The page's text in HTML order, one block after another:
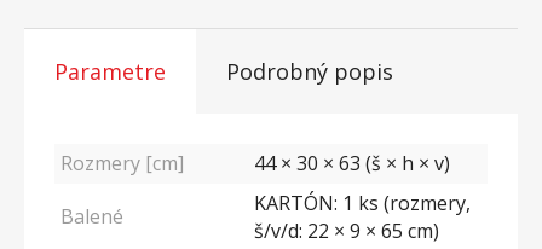
Parametre Podrobný popis
Rozmery [cm]
44 × 30 × 63 (š × h × v)
Balené
KARTÓN: 1 ks (rozmery,
š/v/d: 22 × 9 × 65 cm)